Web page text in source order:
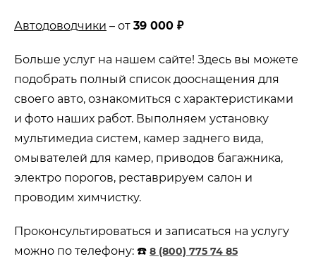
Автодоводчики – от 39 000 ₽
Больше услуг на нашем сайте! Здесь вы можете
подобрать полный список дооснащения для
своего авто, ознакомиться с характеристиками
и фото наших работ. Выполняем установку
мультимедиа систем, камер заднего вида,
омывателей для камер, приводов багажника,
электро порогов, реставрируем салон и
проводим химчистку.
Проконсультироваться и записаться на услугу
можно по телефону: ☎️ 8 (800) 775 74 85